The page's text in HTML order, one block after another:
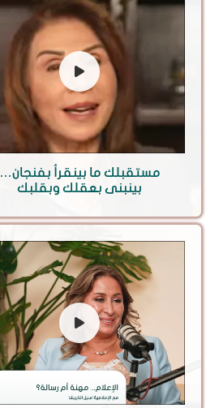
مستقبلك ما بينقرأ بفنجان…
بينبنى بعقلك وبقلبك